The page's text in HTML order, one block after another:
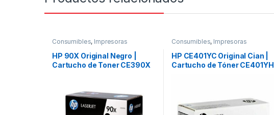
Consumibles, Impresoras
HP 90X Original Negro |
Cartucho de Toner CE390X
Consumibles, Impresoras
HP CE401YC Original Cian |
Cartucho de Tóner CE401YH